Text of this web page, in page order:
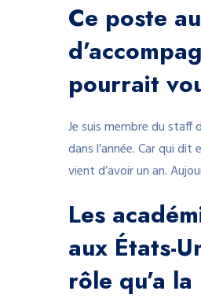
Ce poste
pourrait
Je suis membre du staff
dans l’année. Car qui
vient d’avoir un an.
Les
aux États-
rôle qu’a